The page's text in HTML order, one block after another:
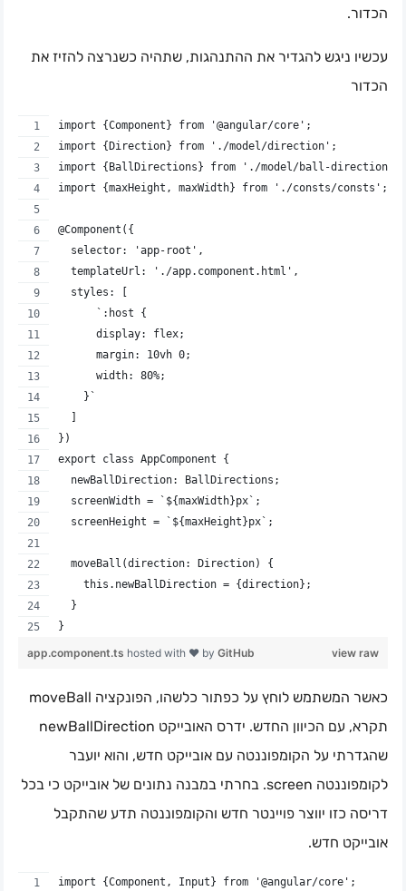
הכדור.
עכשיו ניגש להגדיר את ההתנהגות, שתהיה כשנרצה להזיז את
הכדור
import {Component} from '@angular/core';
import {Direction} from './model/direction';
import {BallDirections} from './model/ball-directions';
import {maxHeight, maxWidth} from './consts/consts';
@Component({
  selector: 'app-root',
  templateUrl: './app.component.html',
  styles: [
      `:host {
      display: flex;
      margin: 10vh 0;
      width: 80%;
    }`
})
export class AppComponent {
  newBallDirection: BallDirections;
  screenWidth = `${maxWidth}px`;
  screenHeight = `${maxHeight}px`;
  moveBall(direction: Direction) {
    this.newBallDirection = {direction};
  }
}
view raw
app.component.ts hosted with ❤ by GitHub
כאשר המשתמש לוחץ על כפתור כלשהו, הפונקציה moveBall
תקרא, עם הכיוון החדש. ידרס האובייקט newBallDirection
שהגדרתי על הקומפוננטה עם אובייקט חדש, והוא יועבר
לקומפוננטה screen. בחרתי במבנה נתונים של אובייקט כי בכל
דריסה כזו יווצר פויינטר חדש והקומפוננטה תדע שהתקבל
אובייקט חדש.
import {Component, Input} from '@angular/core';